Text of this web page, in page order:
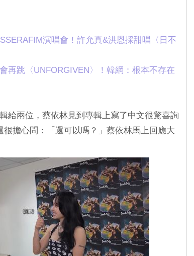
演唱會！許允真&洪恩採甜唱〈日不
再跳〈UNFORGIVEN〉！韓網：根本不存在
給兩位，蔡依林見到專輯上寫了中文很驚喜詢
擔心問：「還可以嗎？」蔡依林馬上回應大